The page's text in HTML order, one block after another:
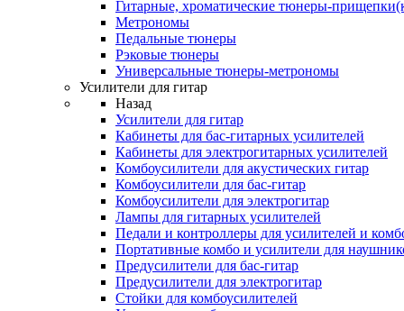
Гитарные, хроматические тюнеры-
Метрономы
Педальные тюнеры
Рэковые тюнеры
Универсальные тюнеры-метрономы
Усилители для гитар
Назад
Усилители для гитар
Кабинеты для бас-гитарных усилителей
Кабинеты для электрогитарных усилителей
Комбоусилители для акустических гитар
Комбоусилители для бас-гитар
Комбоусилители для электрогитар
Лампы для гитарных усилителей
Педали и контроллеры для усилителей и
Портативные комбо и усилители для
Предусилители для бас-гитар
Предусилители для электрогитар
Стойки для комбоусилителей